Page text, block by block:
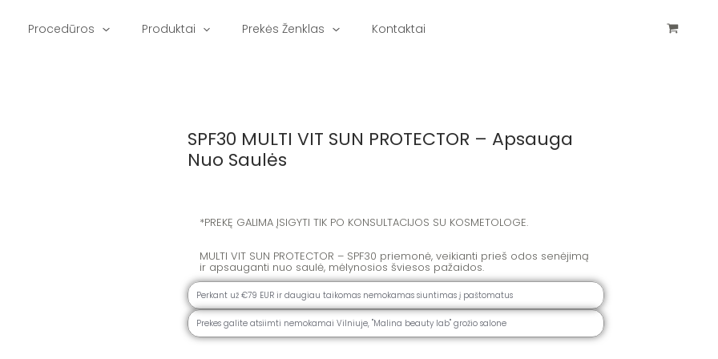
Procedūros Produktai Prekės Ženklas Kontaktai
SPF30 MULTI VIT SUN PROTECTOR – Apsauga
Nuo Saulės
*PREKĘ GALIMA ĮSIGYTI TIK PO KONSULTACIJOS SU KOSMETOLOGE.
MULTI VIT SUN PROTECTOR – SPF30 priemonė, veikianti prieš odos senėjimą
ir apsauganti nuo saulė, mėlynosios šviesos pažaidos.
Perkant už €79 EUR ir daugiau taikomas nemokamas siuntimas į paštomatus
Prekes galite atsiimti nemokamai Vilniuje, ''Malina beauty lab" grožio salone